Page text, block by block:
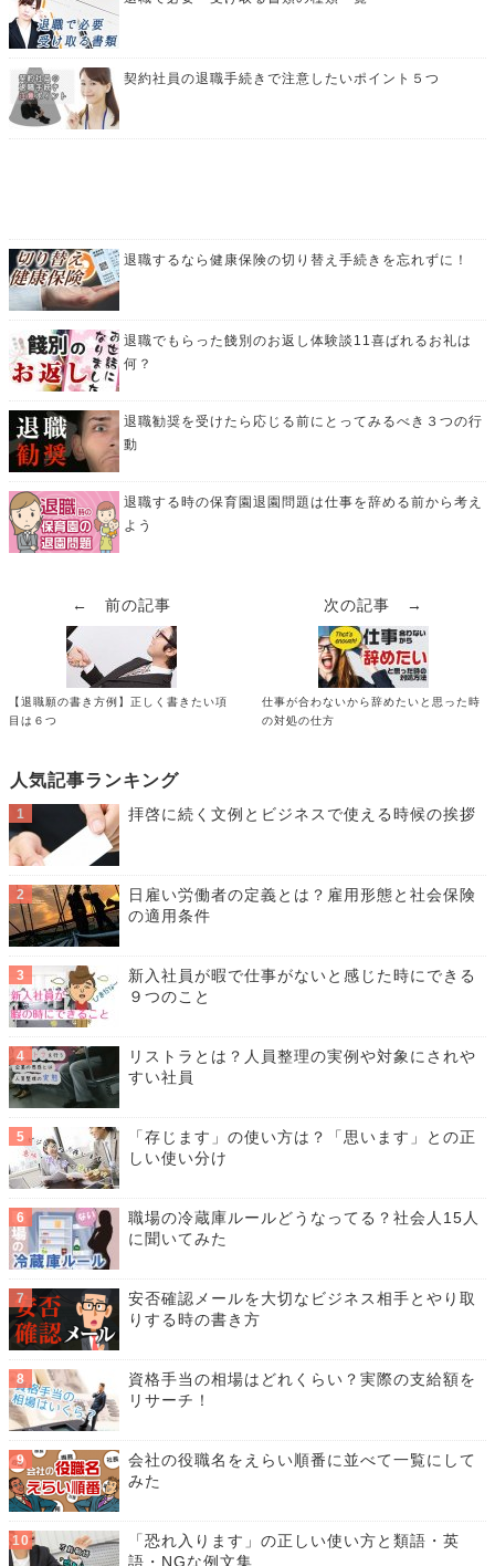
契約社員の退職手続きで注意したいポイント５つ
退職するなら健康保険の切り替え手続きを忘れずに！
退職でもらった餞別のお返し体験談11喜ばれるお礼は
何？
退職勧奨を受けたら応じる前にとってみるべき３つの行
動
退職する時の保育園退園問題は仕事を辞める前から考え
よう
← 前の記事
【退職願の書き方例】正しく書きたい項
目は６つ
次の記事 →
仕事が合わないから辞めたいと思った時
の対処の仕方
人気記事ランキング
拝啓に続く文例とビジネスで使える時候の挨拶
日雇い労働者の定義とは？雇用形態と社会保険
の適用条件
新入社員が暇で仕事がないと感じた時にできる
９つのこと
リストラとは？人員整理の実例や対象にされや
すい社員
「存じます」の使い方は？「思います」との正
しい使い分け
職場の冷蔵庫ルールどうなってる？社会人15人
に聞いてみた
安否確認メールを大切なビジネス相手とやり取
りする時の書き方
資格手当の相場はどれくらい？実際の支給額を
リサーチ！
会社の役職名をえらい順番に並べて一覧にして
みた
「恐れ入ります」の正しい使い方と類語・英
語・NGな例文集